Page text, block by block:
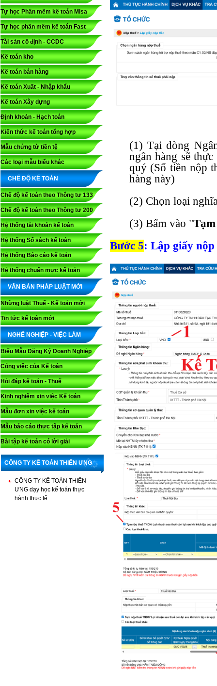
Tự học Phần mềm kế toán Misa
Tự học phần mềm kế toán Fast
Tài sản cố định - CCDC
Kế toán kho
Kế toán bán hàng
Kế toán Xuất - Nhập khẩu
Kế toán Xây dựng
Định khoản - Hạch toán
Kiến thức kế toán tổng hợp
Mẫu chứng từ tiền tệ
Các loại mẫu biểu khác
CHẾ ĐỘ KẾ TOÁN
Chế độ kế toán theo Thông tư 133
Chế độ kế toán theo Thông tư 200
Hệ thống tài khoản kế toán
Hệ thống Sổ sách kế toán
Hệ thống Báo cáo kế toán
Hệ thống chuẩn mực kế toán
VĂN BẢN PHÁP LUẬT MỚI
Những luật Thuế - Kế toán mới
Tin tức kế toán mới
NGHỀ NGHIỆP - VIỆC LÀM
Biểu Mẫu Đăng Ký Doanh Nghiệp
Công việc của Kế toán
Hỏi đáp kế toán - Thuế
Kinh nghiệm xin việc Kế toán
Mẫu đơn xin việc kế toán
Mẫu báo cáo thực tập kế toán
Bài tập kế toán có lời giải
CÔNG TY KẾ TOÁN THIÊN ƯNG
CÔNG TY KẾ TOÁN THIÊN
ƯNG dạy học kế toán thực
hành thực tế
(1) Tại dòng
ngân hàng sẽ
quý (Số tiền nộp
hàng này)
(2) Chọn loại
(3) Bấm vào "
Bước 5: Lập giấy